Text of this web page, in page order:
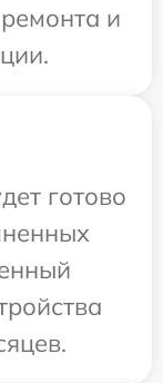
и
готово